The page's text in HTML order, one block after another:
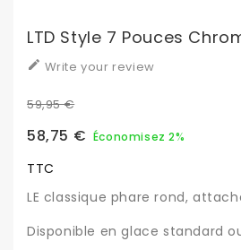
LTD Style 7 Pouces
 Write your review
59,95 €
58,75 € Économisez 2%
TTC
LE classique phare rond,
Disponible en glace standard